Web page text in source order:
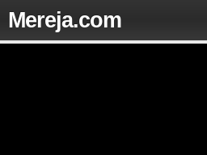
Mereja.com